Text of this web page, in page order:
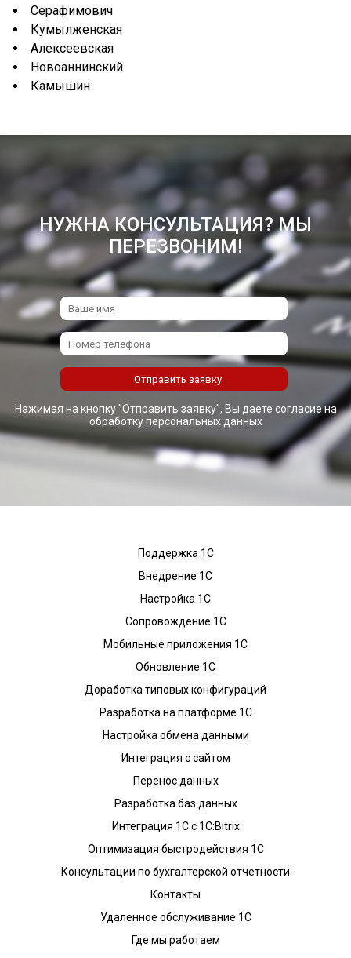
Серафимович
Кумылженская
Алексеевская
Новоаннинский
Камышин
НУЖНА КОНСУЛЬТАЦИЯ? МЫ
ПЕРЕЗВОНИМ!
Нажимая на кнопку "Отправить заявку", Вы даете согласие на
обработку персональных данных
Поддержка 1С
Внедрение 1С
Настройка 1С
Сопровождение 1С
Мобильные приложения 1С
Обновление 1С
Доработка типовых конфигураций
Разработка на платформе 1С
Настройка обмена данными
Интеграция с сайтом
Перенос данных
Разработка баз данных
Интеграция 1С с 1С:Bitrix
Оптимизация быстродействия 1С
Консультации по бухгалтерской отчетности
Контакты
Удаленное обслуживание 1С
Где мы работаем